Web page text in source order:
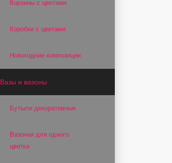
Корзины с цветами
Коробки с цветами
Новогодние композиции
Вазы и вазоны
Бутыли декоративные
Вазочки для одного
цветка